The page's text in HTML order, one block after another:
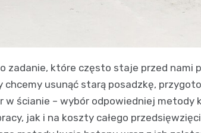
zadanie, które często staje przed nami
chcemy usunąć starą posadzkę,
ścianie – wybór odpowiedniej metody
jak i na koszty całego